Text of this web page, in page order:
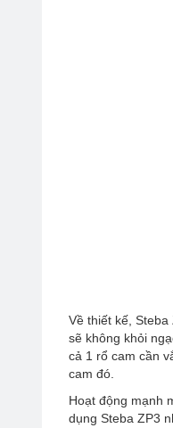
Về thiết kế,
sẽ không khỏi
cả 1 rổ cam cần
cam đó.
Hoạt động mạnh
dụng Steba ZP3